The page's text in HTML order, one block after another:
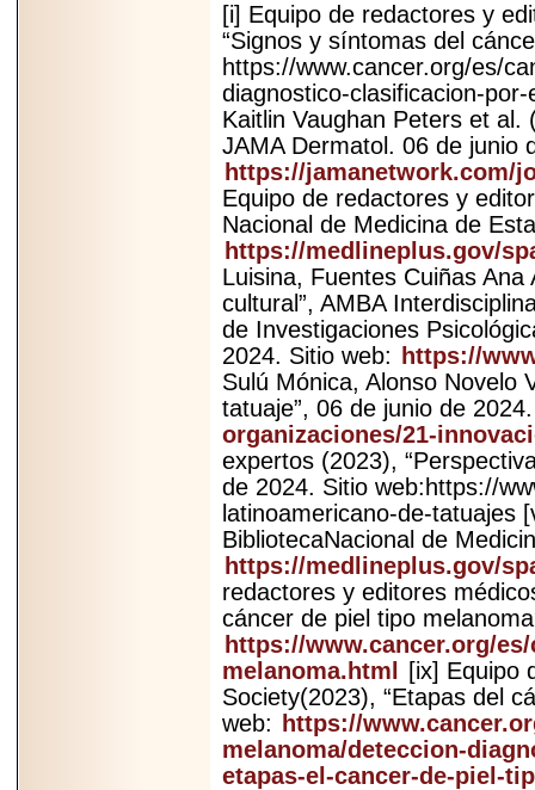
[i] Equipo de redactores y
“Signos y síntomas del
https://www.cancer.org/es/
diagnostico-clasificacion-
Kaitlin Vaughan Peters et al.
JAMA Dermatol. 06 de junio
https://jamanetwork.com/
Equipo de redactores y
Nacional de Medicina de
https://medlineplus.gov/
Luisina, Fuentes Cuiñas
cultural”, AMBA
de Investigaciones
2024. Sitio web:
https://
Sulú Mónica, Alonso Novelo
tatuaje”, 06 de junio de
organizaciones/21-
expertos (2023),
de 2024. Sitio web:https://
latinoamericano-de-tatuajes
BibliotecaNacional de
https://medlineplus.gov/
redactores y editores
cáncer de piel tipo
https://www.cancer.org/
melanoma.html
[ix] Equipo
Society(2023), “Etapas del
web:
https://
melanoma/deteccion-
etapas-el-cancer-de-piel-